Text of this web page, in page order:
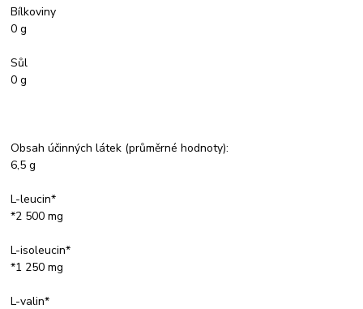
Bílkoviny
0 g
Sůl
0 g
Obsah účinných látek (průměrné hodnoty):
6,5 g
L-leucin*
*2 500 mg
L-isoleucin*
*1 250 mg
L-valin*